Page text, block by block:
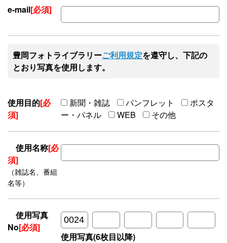
e-mail[必須]
豊岡フォトライブラリーご利用規定を遵守し、下記の
とおり写真を使用します。
使用目的[必
須]
新聞・雑誌 パンフレット
ポスタ
ー・パネル
WEB その他
使用名称[必
須]
（雑誌名、番組
名等）
使用写真
No[必須]
使用写真(6枚目以降)